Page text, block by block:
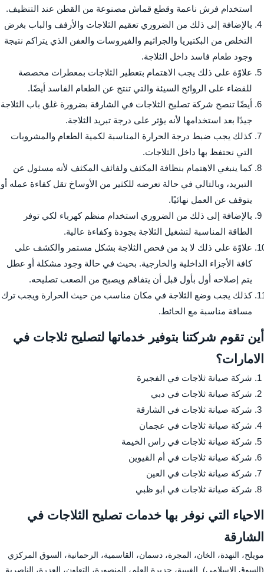
استخدام فرش ناعمة وقطع قماش مصنوعة من القطن عند التنظيف.
بالإضافة إلى ذلك من الضروري تعقيم الثلاجات والأرفف والباب بغرض
التخلص من البكتيريا والجراثيم والفيروسات والعفن الذي يتراكم نتيجة
وجود طعام فاسد داخل الثلاجة.
علاوًة على ذلك يجب الاهتمام بتعطير الثلاجات بمعطرات مخصصة
للقضاء على الروائح السيئة والتي تنتج عن الطعام الفاسد أيضًا.
أيضًا تنصح شركة تصليح الثلاجات في الشارقة بضرورة غلق باب الثلاجة
جيدًا بعد استخدامها لأنه يؤثر على درجة تبريد الثلاجة.
كذلك يجب ضبط درجة الحرارة المناسبة لكمية الطعام والمشروبات
التي نحتفظ بها داخل الثلاجات.
كما ينبغي الاهتمام بنظافة المكثف ولفائف المكثف لأنه مسئول عن
التبريد، وبالتالي في حالة تعرضه للكثير من الأوساخ تقل كفاءة عمله أو
يتوقف عن العمل نهائيًا.
بالإضافة إلى ذلك من الضروري استخدام منظم كهرباء لكي توفر
الطاقة المناسبة لتشغيل الثلاجة بجودة وكفاءة عالية.
علاوًة على ذلك لا بد من فحص الثلاجة بشكل مستمر والكشف على
كافة الأجزاء الداخلية والخارجية. بحيث في حالة وجود مشكلة أو عطل
يتم إصلاحه أول بأول قبل أن يتفاقم ويصبح من الصعب تصليحه.
كذلك يجب وضع الثلاجة في مكان مناسب من حيث الحرارة ويجب ترك
مسافة مناسبة مع الحائط.
أين تقوم شركتنا بتوفير خدماتها لتصليح ثلاجات في
الامارات؟
شركة صيانة ثلاجات في الفجيرة
شركة صيانة ثلاجات في دبي
شركة صيانة ثلاجات في الشارقة
شركة صيانة ثلاجات في عجمان
شركة صيانة ثلاجات في راس الخيمة
شركة صيانة ثلاجات في أم القيوين
شركة صيانة ثلاجات في العين
شركة صيانة ثلاجات في ابو ظبي
الاحياء التي نوفر بها خدمات تصليح الثلاجات في
الشارقة
مويلح، النهدة، الخان، المجرة، دسمان، القاسمية، الرحمانية، السوق المركزي
(السوق الإسلامي). الغبيبة، جزيرة العلم، المنصورة، التعاون، العزرة، الناصرية.